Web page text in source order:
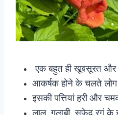
एक बहुत ही खूबसूरत और
आकर्षक होने के चलते
इसकी पत्तियां हरी और
लाल, गुलाबी, सफेद रगं